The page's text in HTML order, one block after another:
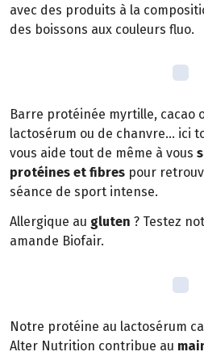
avec des produits à la
des boissons aux couleurs fluo.
Barre protéinée myrtille, cacao
lactosérum ou de chanvre… ici
vous aide tout de même à vous
protéines et fibres pour
séance de sport intense.
Allergique au gluten ? Testez
amande Biofair.
Notre protéine au lactosérum
Alter Nutrition contribue au